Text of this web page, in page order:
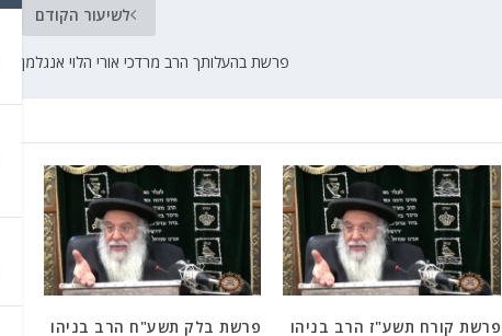
לשיעור הקודם
פרשת בהעלותך הרב מרדכי אורי הלוי אנגלמן
פרשת קורח תשע"ז הרב בניהו
פרשת בלק תשע"ח הרב בניהו